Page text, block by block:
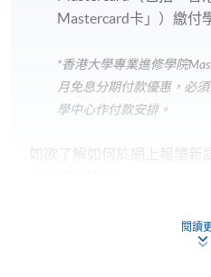
Mastercard卡」）繳付
*香港大學專業進修學院
月免息分期付款優惠，必
學中心作付款安排。
如欲了解如何於網上報讀新
閱讀